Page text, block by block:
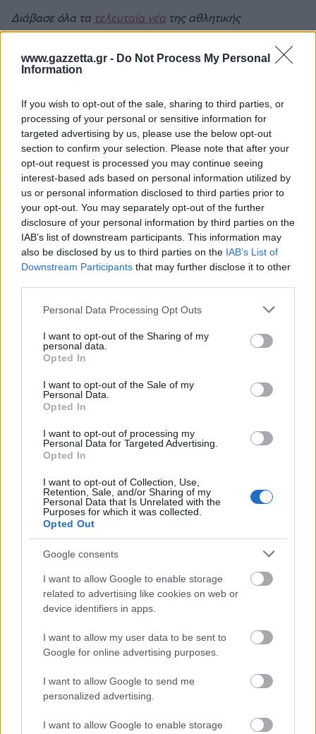
www.gazzetta.gr - Do Not Process My Personal
Information
If you wish to opt-out of the sale, sharing to third parties, or
processing of your personal or sensitive information for
targeted advertising by us, please use the below opt-out
section to confirm your selection. Please note that after your
opt-out request is processed you may continue seeing
interest-based ads based on personal information utilized by
us or personal information disclosed to third parties prior to
your opt-out. You may separately opt-out of the further
disclosure of your personal information by third parties on the
IAB’s list of downstream participants. This information may
also be disclosed by us to third parties on the IAB’s List of
Downstream Participants that may further disclose it to other
Please note that this website/app uses one or more Google
not limited to your visit or usage behaviour. You may click to
grant or deny consent to Google and its third-party tags to
use your data for below specified purposes in below Google
consent section.
Personal Data Processing Opt Outs
I want to opt-out of the Sharing of my
personal data.
Opted In
I want to opt-out of the Sale of my
Personal Data.
Opted In
I want to opt-out of processing my
Personal Data for Targeted Advertising.
Opted In
I want to opt-out of Collection, Use,
Retention, Sale, and/or Sharing of my
Personal Data that Is Unrelated with the
Purposes for which it was collected.
Opted Out
Google consents
I want to allow Google to enable storage
related to advertising like cookies on web or
device identifiers in apps.
I want to allow my user data to be sent to
Google for online advertising purposes.
I want to allow Google to send me
personalized advertising.
I want to allow Google to enable storage
Διάβασε όλα τα τελευταία νέα της αθλητικής
επικαιρότητας. Μάθε για όλους τουςlive αγώνες σήμερα
αθλητικές μεταδόσεις
της ημέρας και της
εβδομάδας μέσα από το υπερπλήρες Πρόγραμμα TV του
ΔΙΑΒΑΣΕ ΑΚΟΜΗ:
ΣΕΦ: Ο λόγος της ακύρωσης του διαγωνισμού και τι
σημαίνει η 10η Σεπτεμβρίου για την υπόθεση
ΣΕΦ: Επαναπροκηρύσσεται η ενεργειακή αναβάθμιση -
Γιατί ακυρώθηκε ο πρώτος διαγωνισμός
Ντόρσεϊ: Τα... έσταξε στην προπόνηση με 13/14 τρίποντα!
ΣΑΚΙΕΛ ΜΑΚΚΙΣΙΚ
Για να προσθέσεις το σχόλιο
σου πρέπει να συνδεθείς
Εγγραφή Σύνδεση
Συνδέσου και κάνε το πρώτο σχόλιο...
BEST OFINTERNET